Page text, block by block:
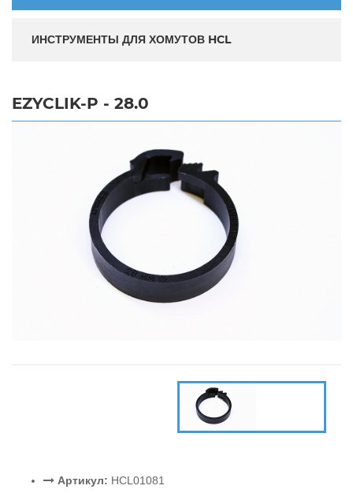
ИНСТРУМЕНТЫ ДЛЯ ХОМУТОВ HCL
EZYCLIK-P - 28.0
Артикул: HCL01081